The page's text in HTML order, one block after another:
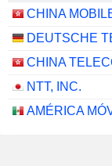
CHINA
DEUTSCHE
NTT, INC.